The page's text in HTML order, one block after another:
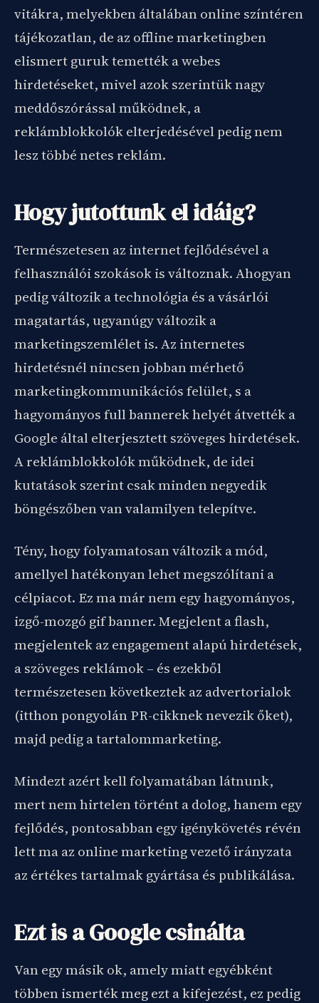
vitákra, melyekben általában online színtéren
tájékozatlan, de az offline marketingben
elismert guruk temették a webes
hirdetéseket, mivel azok szerintük nagy
meddőszórással működnek, a
reklámblokkolók elterjedésével pedig nem
lesz többé netes reklám.
Hogy jutottunk el idáig?
Természetesen az internet fejlődésével a
felhasználói szokások is változnak. Ahogyan
pedig változik a technológia és a vásárlói
magatartás, ugyanúgy változik a
marketingszemlélet is. Az internetes
hirdetésnél nincsen jobban mérhető
marketingkommunikációs felület, s a
hagyományos full bannerek helyét átvették a
Google által elterjesztett szöveges hirdetések.
A reklámblokkolók működnek, de idei
kutatások szerint csak minden negyedik
böngészőben van valamilyen telepítve.
Tény, hogy folyamatosan változik a mód,
amellyel hatékonyan lehet megszólítani a
célpiacot. Ez ma már nem egy hagyományos,
izgő-mozgó gif banner. Megjelent a flash,
megjelentek az engagement alapú hirdetések,
a szöveges reklámok – és ezekből
természetesen következtek az advertorialok
(itthon pongyolán PR-cikknek nevezik őket),
majd pedig a tartalommarketing.
Mindezt azért kell folyamatában látnunk,
mert nem hirtelen történt a dolog, hanem egy
fejlődés, pontosabban egy igénykövetés révén
lett ma az online marketing vezető irányzata
az értékes tartalmak gyártása és publikálása.
Ezt is a Google csinálta
Van egy másik ok, amely miatt egyébként
többen ismerték meg ezt a kifejezést, ez pedig